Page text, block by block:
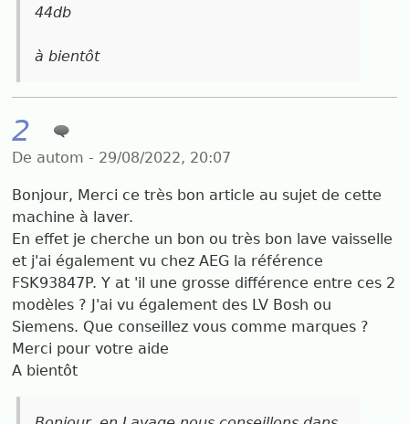
44db
à bientôt
2
De autom - 29/08/2022, 20:07
Bonjour, Merci ce très bon article au sujet de cette
machine à laver.
En effet je cherche un bon ou très bon lave vaisselle
et j'ai également vu chez AEG la référence
FSK93847P. Y at 'il une grosse différence entre ces 2
modèles ? J'ai vu également des LV Bosh ou
Siemens. Que conseillez vous comme marques ?
Merci pour votre aide
A bientôt